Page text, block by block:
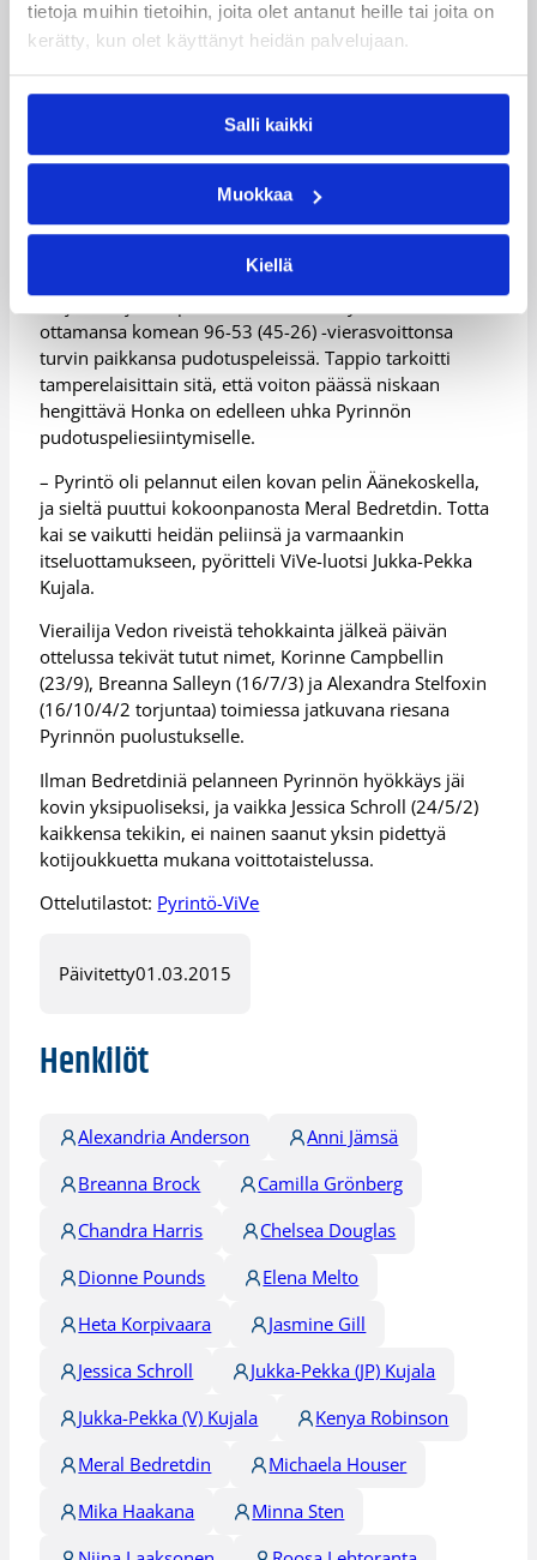
tietoja muihin tietoihin, joita olet antanut heille tai joita on
kerätty, kun olet käyttänyt heidän palvelujaan.
Salli kaikki
Muokkaa
Kiellä
Riennon surullisen tappioputken jatkuessa, olivat
positiiviset esitykset Ida Myllyojalta (20/11/5 syöttöä)
ja Helmi Tuloselta (23/7) toivottuja ilon aiheita
turkulaisittain.
PeKa-TuRi
Vimpelin Veto varmisti paikkansa
pudotuspeleissä
Sarjanousija Vimpelin Veto varmisti Pyrinnöstä
ottamansa komean 96-53 (45-26) -vierasvoittonsa
turvin paikkansa pudotuspeleissä. Tappio tarkoitti
tamperelaisittain sitä, että voiton päässä niskaan
hengittävä Honka on edelleen uhka Pyrinnön
pudotuspeliesiintymiselle.
– Pyrintö oli pelannut eilen kovan pelin Äänekoskella,
ja sieltä puuttui kokoonpanosta Meral Bedretdin. Totta
kai se vaikutti heidän peliinsä ja varmaankin
itseluottamukseen, pyöritteli ViVe-luotsi Jukka-Pekka
Kujala.
Vierailija Vedon riveistä tehokkainta jälkeä päivän
ottelussa tekivät tutut nimet, Korinne Campbellin
(23/9), Breanna Salleyn (16/7/3) ja Alexandra Stelfoxin
(16/10/4/2 torjuntaa) toimiessa jatkuvana riesana
Pyrinnön puolustukselle.
Ilman Bedretdiniä pelanneen Pyrinnön hyökkäys jäi
kovin yksipuoliseksi, ja vaikka Jessica Schroll (24/5/2)
kaikkensa tekikin, ei nainen saanut yksin pidettyä
kotijoukkuetta mukana voittotaistelussa.
Ottelutilastot: Pyrintö-ViVe
Päivitetty01.03.2015
Henkilöt
Alexandria Anderson
Anni Jämsä
Breanna Brock
Camilla Grönberg
Chandra Harris
Chelsea Douglas
Dionne Pounds
Elena Melto
Heta Korpivaara
Jasmine Gill
Jessica Schroll
Jukka-Pekka (JP) Kujala
Jukka-Pekka (V) Kujala
Kenya Robinson
Meral Bedretdin
Michaela Houser
Mika Haakana
Minna Sten